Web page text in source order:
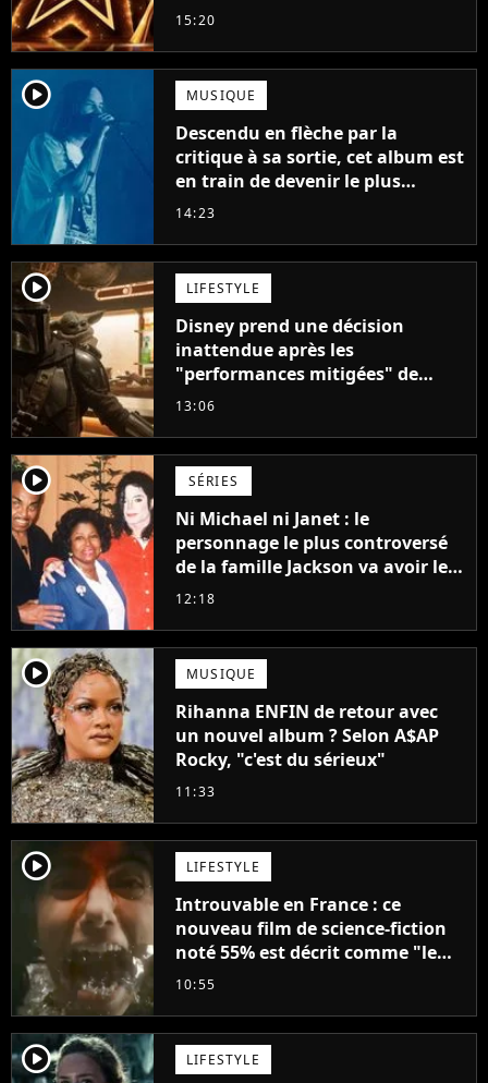
15:20
player2 MUSIQUE
Descendu en flèche par la
critique à sa sortie, cet album est
en train de devenir le plus
populaire de son auteur
14:23
player2 LIFESTYLE
Disney prend une décision
inattendue après les
"performances mitigées" de
Vaiana et The Mandalorian &
13:06
player2 SÉRIES
Ni Michael ni Janet : le
personnage le plus controversé
de la famille Jackson va avoir le
droit à sa propre série
12:18
player2 MUSIQUE
Rihanna ENFIN de retour avec
un nouvel album ? Selon A$AP
Rocky, "c'est du sérieux"
11:33
player2 LIFESTYLE
Introuvable en France : ce
nouveau film de science-fiction
noté 55% est décrit comme "le
plus stupide de l'année"
10:55
player2 LIFESTYLE